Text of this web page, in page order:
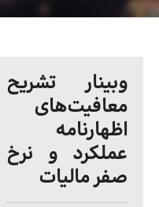
وبینار تشریح
معافیت‌های
اظهارنامه
عملکرد و نرخ
صفر مالیات